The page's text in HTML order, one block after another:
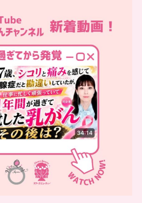
新着動画
シコリと痛みを感じて
...
10